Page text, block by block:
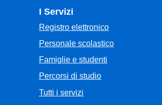
I Servizi
Registro elettronico
Personale scolastico
Famiglie e studenti
Percorsi di studio
Tutti i servizi